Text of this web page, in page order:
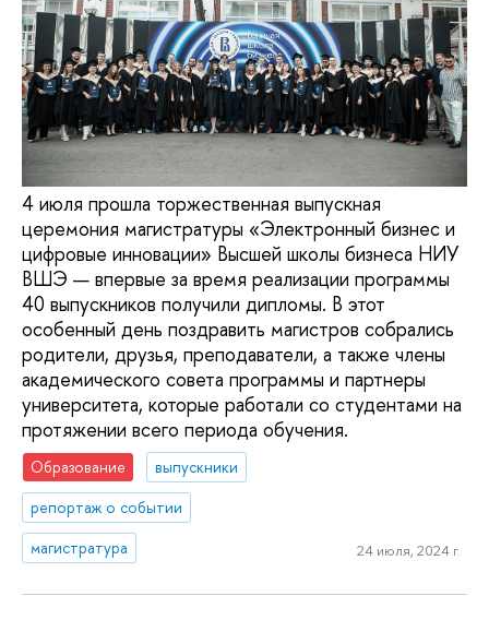
4 июля прошла торжественная выпускная
церемония магистратуры «Электронный бизнес и
цифровые инновации» Высшей школы бизнеса НИУ
ВШЭ — впервые за время реализации программы
40 выпускников получили дипломы. В этот
особенный день поздравить магистров собрались
родители, друзья, преподаватели, а также члены
академического совета программы и партнеры
университета, которые работали со студентами на
протяжении всего периода обучения.
Образование
выпускники
репортаж о событии
магистратура
24 июля, 2024 г.